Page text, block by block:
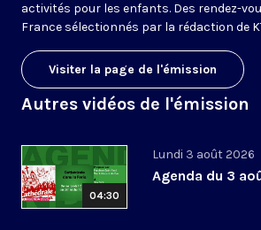
activités pour les enfants. Des rendez-
France sélectionnés par la rédaction de
Visiter la page de l'émission
Autres vidéos de l'émission
04:30
Lundi 3 août 2026
Agenda du 3